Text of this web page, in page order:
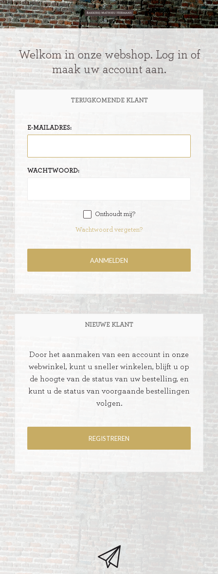
Welkom in onze webshop. Log in of
maak uw account aan.
TERUGKOMENDE KLANT
E-MAILADRES:
WACHTWOORD:
Onthoudt mij?
Wachtwoord vergeten?
NIEUWE KLANT
Door het aanmaken van een account in onze
webwinkel, kunt u sneller winkelen, blijft u op
de hoogte van de status van uw bestelling, en
kunt u de status van voorgaande bestellingen
volgen.